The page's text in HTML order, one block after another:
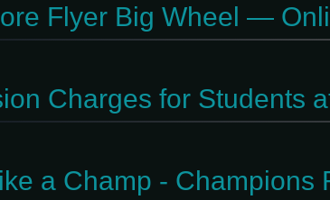
Flyer Big Wheel —
Charges for Students
a Champ - Champions